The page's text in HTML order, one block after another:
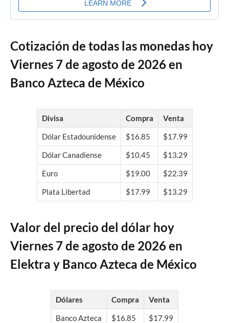
Cotización de todas las monedas hoy
Viernes 7 de agosto de 2026 en
Banco Azteca de México
Divisa Compra
Venta
Dólar Estadounidense
$16.85
$17.99
Dólar Canadiense
$10.45
$13.29
Euro
$19.00
$22.39
Plata Libertad
$17.99 $13.29
Valor del precio del dólar hoy
Viernes 7 de agosto de 2026 en
Elektra y Banco Azteca de México
Dólares Compra
Venta
Banco Azteca
$16.85 $17.99